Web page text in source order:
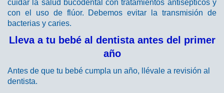
cuidar la salud bucodental con tratamientos antisépticos y
con el uso de flúor. Debemos evitar la transmisión de
bacterias y caries.
Lleva a tu bebé al dentista antes del primer
año
Antes de que tu bebé cumpla un año, llévale a revisión al
dentista.